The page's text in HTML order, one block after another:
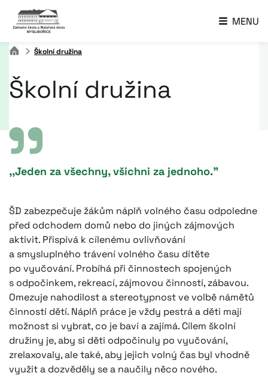
MENU
Školní družina
Školní družina
,,Jeden za všechny, všichni za jednoho."
ŠD zabezpečuje žákům náplň volného času odpoledne
před odchodem domů nebo do jiných zájmových
aktivit. Přispívá k cílenému ovlivňování
a smysluplného trávení volného času dítěte
po vyučování. Probíhá při činnostech spojených
s odpočinkem, rekreací, zájmovou činností, zábavou.
Omezuje nahodilost a stereotypnost ve volbě námětů
činností dětí. Náplň práce je vždy pestrá a děti mají
možnost si vybrat, co je baví a zajímá. Cílem školní
družiny je, aby si děti odpočinuly po vyučování,
zrelaxovaly, ale také, aby jejich volný čas byl vhodně
využit a dozvěděly se a naučily něco nového.